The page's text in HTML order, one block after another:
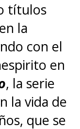
títulos
la
con el
en
, la serie
la vida de
que se